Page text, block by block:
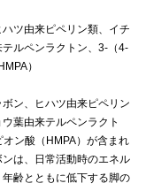
ツ由来ピペリン類、イチ
ルペンラクトン、3-（4-
）
ン、ヒハツ由来ピペリン
葉由来テルペンラクト
ン酸（HMPA）が含まれ
は、日常活動時のエネル
齢とともに低下する脚の